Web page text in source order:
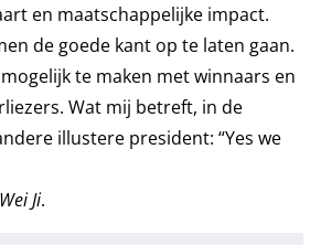
en maatschappelijke impact.
de goede kant op te laten gaan.
te maken met winnaars en
Wat mij betreft, in de
illustere president: “Yes we
Ji.